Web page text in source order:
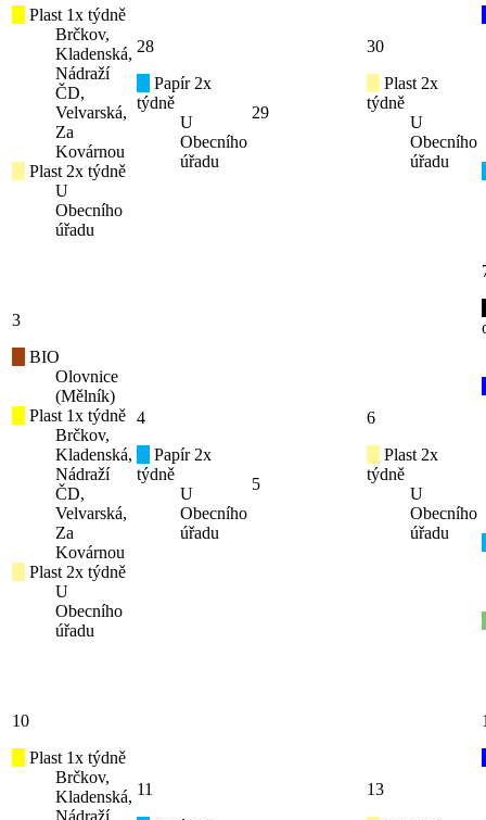
Plast 1x týdně
Brčkov,
Kladenská,
Nádraží
ČD,
Velvarská,
Za
Kovárnou
Plast 2x týdně
U
Obecního
úřadu
28
Papír 2x
týdně
U
Obecního
úřadu
29
30
Plast 2x
týdně
U
Obecního
úřadu
3
BIO
Olovnice
(Mělník)
Plast 1x týdně
Brčkov,
Kladenská,
Nádraží
ČD,
Velvarská,
Za
Kovárnou
Plast 2x týdně
U
Obecního
úřadu
4
Papír 2x
týdně
U
Obecního
úřadu
5
6
Plast 2x
týdně
U
Obecního
úřadu
10
Plast 1x týdně
Brčkov,
Kladenská,
Nádraží
11
13